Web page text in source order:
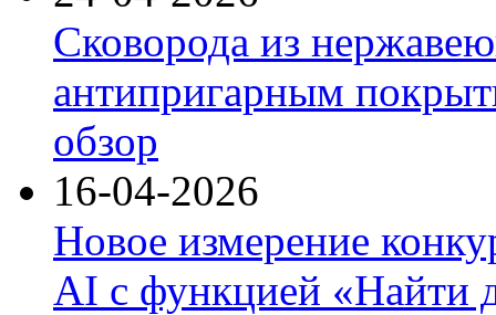
Сковорода из
антипригарным
обзор
16-04-2026
Новое измерение
AI с функцией «Найти